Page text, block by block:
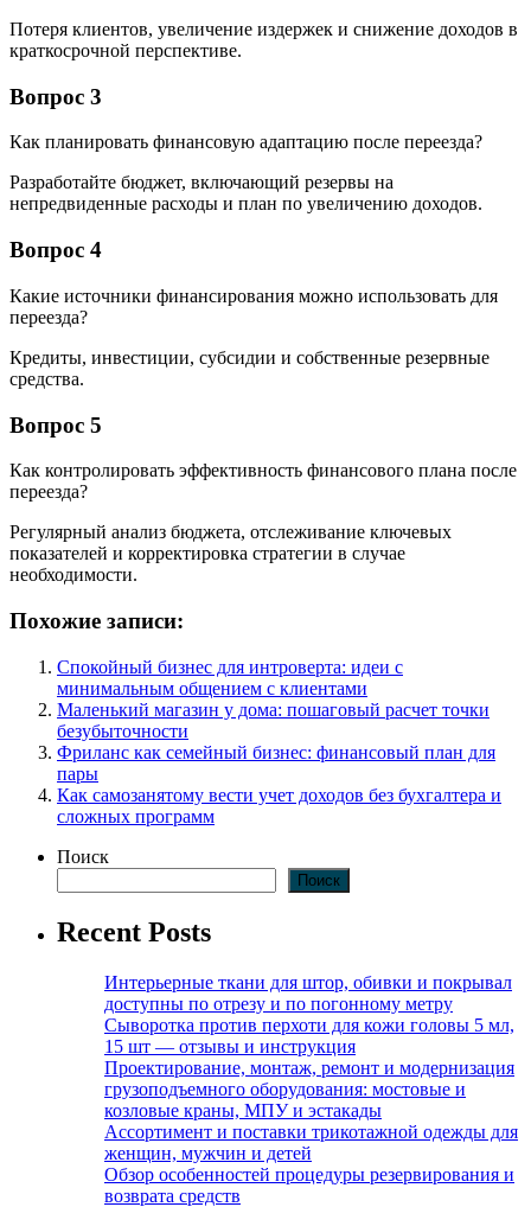
Потеря клиентов, увеличение издержек и снижение доходов в
краткосрочной перспективе.
Вопрос 3
Как планировать финансовую адаптацию после переезда?
Разработайте бюджет, включающий резервы на
непредвиденные расходы и план по увеличению доходов.
Вопрос 4
Какие источники финансирования можно использовать для
переезда?
Кредиты, инвестиции, субсидии и собственные резервные
средства.
Вопрос 5
Как контролировать эффективность финансового плана после
переезда?
Регулярный анализ бюджета, отслеживание ключевых
показателей и корректировка стратегии в случае
необходимости.
Похожие записи:
Спокойный бизнес для интроверта: идеи с
минимальным общением с клиентами
Маленький магазин у дома: пошаговый расчет точки
безубыточности
Фриланс как семейный бизнес: финансовый план для
пары
Как самозанятому вести учет доходов без бухгалтера и
сложных программ
Поиск
Поиск
Recent Posts
Интерьерные ткани для штор, обивки и покрывал
доступны по отрезу и по погонному метру
Сыворотка против перхоти для кожи головы 5 мл,
15 шт — отзывы и инструкция
Проектирование, монтаж, ремонт и модернизация
грузоподъемного оборудования: мостовые и
козловые краны, МПУ и эстакады
Ассортимент и поставки трикотажной одежды для
женщин, мужчин и детей
Обзор особенностей процедуры резервирования и
возврата средств